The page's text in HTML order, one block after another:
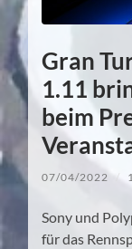
Gran
1.11
beim
07/04/2022 /
Sony und
für das